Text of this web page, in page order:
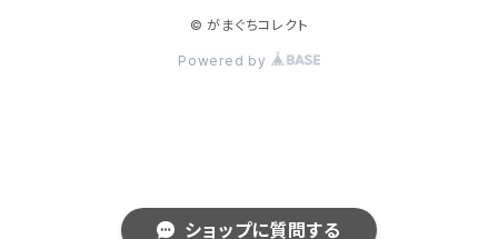
ショップに質問する
© がまぐちコレクト
Powered by